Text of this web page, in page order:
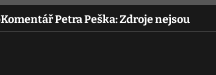
Komentář Petra Peška: Zdroje nejsou